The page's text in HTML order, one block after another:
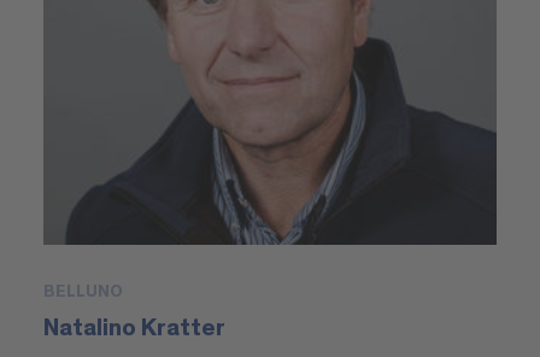
BELLUNO
Natalino Kratter